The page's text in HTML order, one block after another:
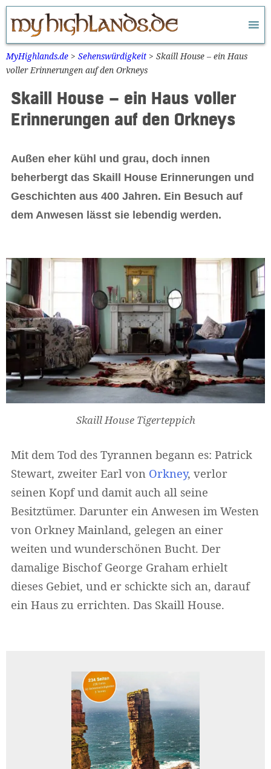
Zum
Inhalt
springen
MyHighlands.de > Sehenswürdigkeit > Skaill House – ein Haus
voller Erinnerungen auf den Orkneys
Skaill House – ein Haus voller
Erinnerungen auf den Orkneys
Außen eher kühl und grau, doch innen
beherbergt das Skaill House Erinnerungen und
Geschichten aus 400 Jahren. Ein Besuch auf
dem Anwesen lässt sie lebendig werden.
Skaill House Tigerteppich
Mit dem Tod des Tyrannen begann es: Patrick
Stewart, zweiter Earl von Orkney, verlor
seinen Kopf und damit auch all seine
Besitztümer. Darunter ein Anwesen im Westen
von Orkney Mainland, gelegen an einer
weiten und wunderschönen Bucht. Der
damalige Bischof George Graham erhielt
dieses Gebiet, und er schickte sich an, darauf
ein Haus zu errichten. Das Skaill House.